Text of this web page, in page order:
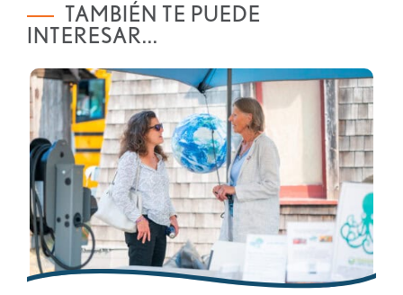
TAMBIÉN TE PUEDE
INTERESAR...